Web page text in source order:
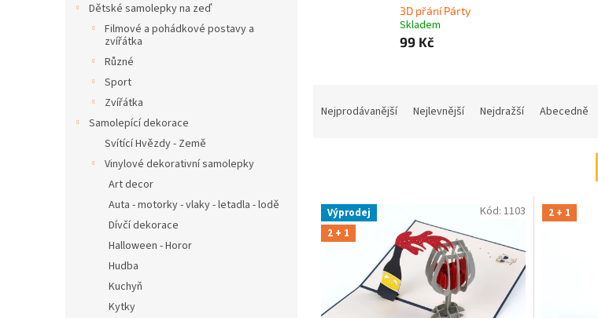
Dětské samolepky na zeď
Filmové a pohádkové postavy a
zvířátka
Různé
Sport
Zvířátka
Samolepící dekorace
Svítící Hvězdy - Země
Vinylové dekorativní samolepky
Art decor
Auta - motorky - vlaky - letadla - lodě
Dívčí dekorace
Halloween - Horor
Hudba
Kuchyň
Kytky
3D přání Párty
Skladem
99 Kč
Nejprodávanější Nejlevnější Nejdražší Abecedně
V
p
Výprodej
2 + 1
Kód: 1103 2 + 1